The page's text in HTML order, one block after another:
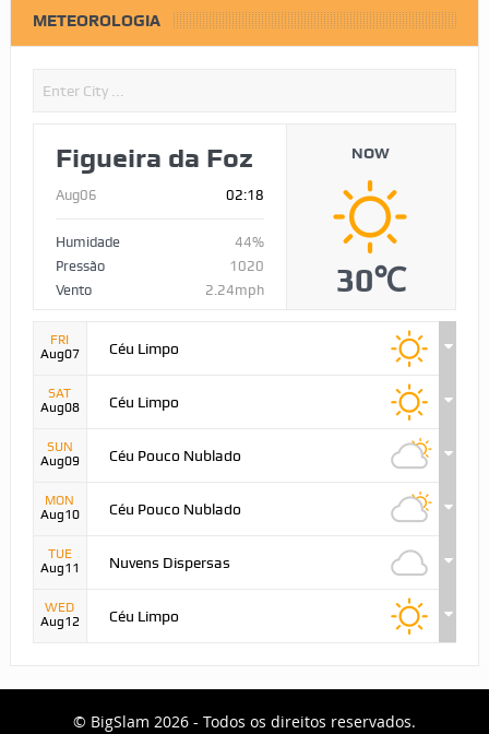
METEOROLOGIA
Figueira da Foz
Aug06 02:18
Humidade
44%
Pressão
1020
Vento
2.24mph
NOW
30℃
FRI
Aug07
Céu Limpo
SAT
Aug08
Céu Limpo
SUN
Aug09
Céu Pouco Nublado
MON
Aug10
Céu Pouco Nublado
TUE
Aug11
Nuvens Dispersas
WED
Aug12
Céu Limpo
© BigSlam 2026 - Todos os direitos reservados.